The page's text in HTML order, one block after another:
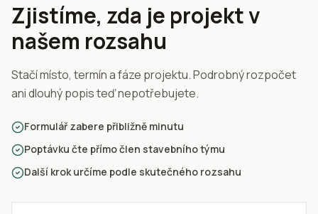
Zjistíme, zda je projekt v
našem rozsahu
Stačí místo, termín a fáze projektu. Podrobný rozpočet
ani dlouhý popis teď nepotřebujete.
Formulář zabere přibližně minutu
Poptávku čte přímo člen stavebního týmu
Další krok určíme podle skutečného rozsahu